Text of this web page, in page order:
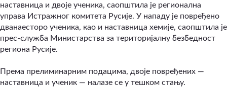
наставница и двоје ученика, саопштила је регионална
управа Истражног комитета Русије. У нападу је повређено
дванаесторо ученика, као и наставница хемије, саопштила је
прес-служба Министарства за територијалну безбедност
региона Русије.
Према прелиминарним подацима, двоје повређених —
наставница и ученик — налазе се у тешком стању.